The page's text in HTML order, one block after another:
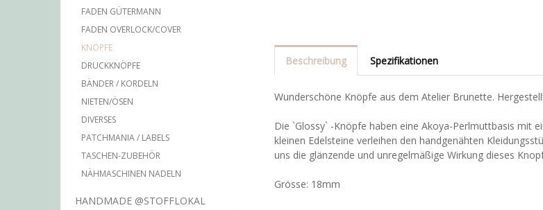
FADEN GÜTERMANN
FADEN OVERLOCK/COVER
KNÖPFE
DRUCKKNÖPFE
BÄNDER / KORDELN
NIETEN/ÖSEN
DIVERSES
PATCHMANIA / LABELS
TASCHEN-ZUBEHÖR
NÄHMASCHINEN NADELN
HANDMADE @STOFFLOKAL
Beschreibung Spezifikationen
Wunderschöne Knöpfe aus dem Atelier Brunette.
Die `Glossy` -Knöpfe haben eine Akoya-Perlmuttbasis mit
kleinen Edelsteine verleihen den handgenähten
uns die glänzende und unregelmäßige Wirkung dieses
Grösse: 18mm